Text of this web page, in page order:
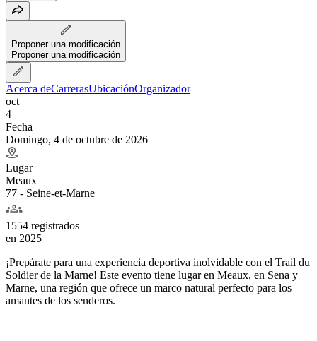
Proponer una modificación
Proponer una modificación
Acerca deCarrerasUbicaciónOrganizador
oct
4
Fecha
Domingo, 4 de octubre de 2026
Lugar
Meaux
77 - Seine-et-Marne
1554 registrados
en 2025
¡Prepárate para una experiencia deportiva inolvidable con el Trail du
Soldier de la Marne! Este evento tiene lugar en Meaux, en Sena y
Marne, una región que ofrece un marco natural perfecto para los
amantes de los senderos.